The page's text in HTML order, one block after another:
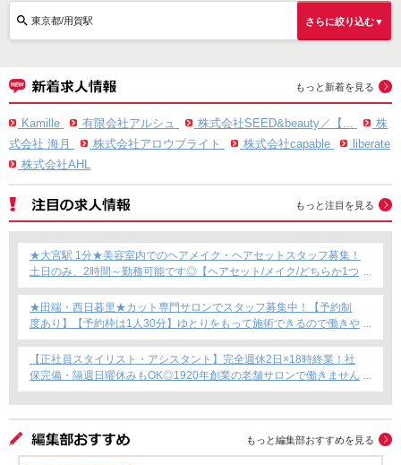
東京都/用賀駅 さらに絞り込む▼
もっと新着を見る
Kamille 有限会社アルシュ 株式会社SEED&beauty／【...
株
式会社 海月
株式会社アロウブライト 株式会社capable
liberate
株式会社AHL
もっと注目を見る
★大宮駅 1分★美容室内でのヘアメイク・ヘアセットスタッフ募集！
土日のみ、2時間～勤務可能です◎【ヘアセット/メイク/どちらか1つ
できればOKです！】フリーランス・Wワーク・時短勤務もOK★
★田端・西日暮里★カット専門サロンでスタッフ募集中！【予約制
度あり】【予約枠は1人30分】ゆとりをもって施術できるので働きや
すい！これからカット専門店で働きたい方にもおすすめ◎
【正社員スタイリスト・アシスタント】完全週休2日×18時終業！社
保完備・隔週日曜休みもOK◎1920年創業の老舗サロンで働きません
か？
もっと編集部おすすめを見る